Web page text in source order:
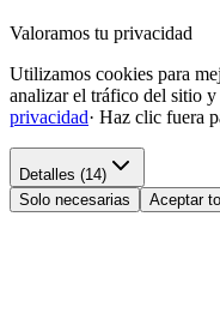
Valoramos tu privacidad
Utilizamos cookies para
analizar el tráfico del sitio
privacidad· Haz clic fuera
Detalles (14)
Solo necesarias
Aceptar